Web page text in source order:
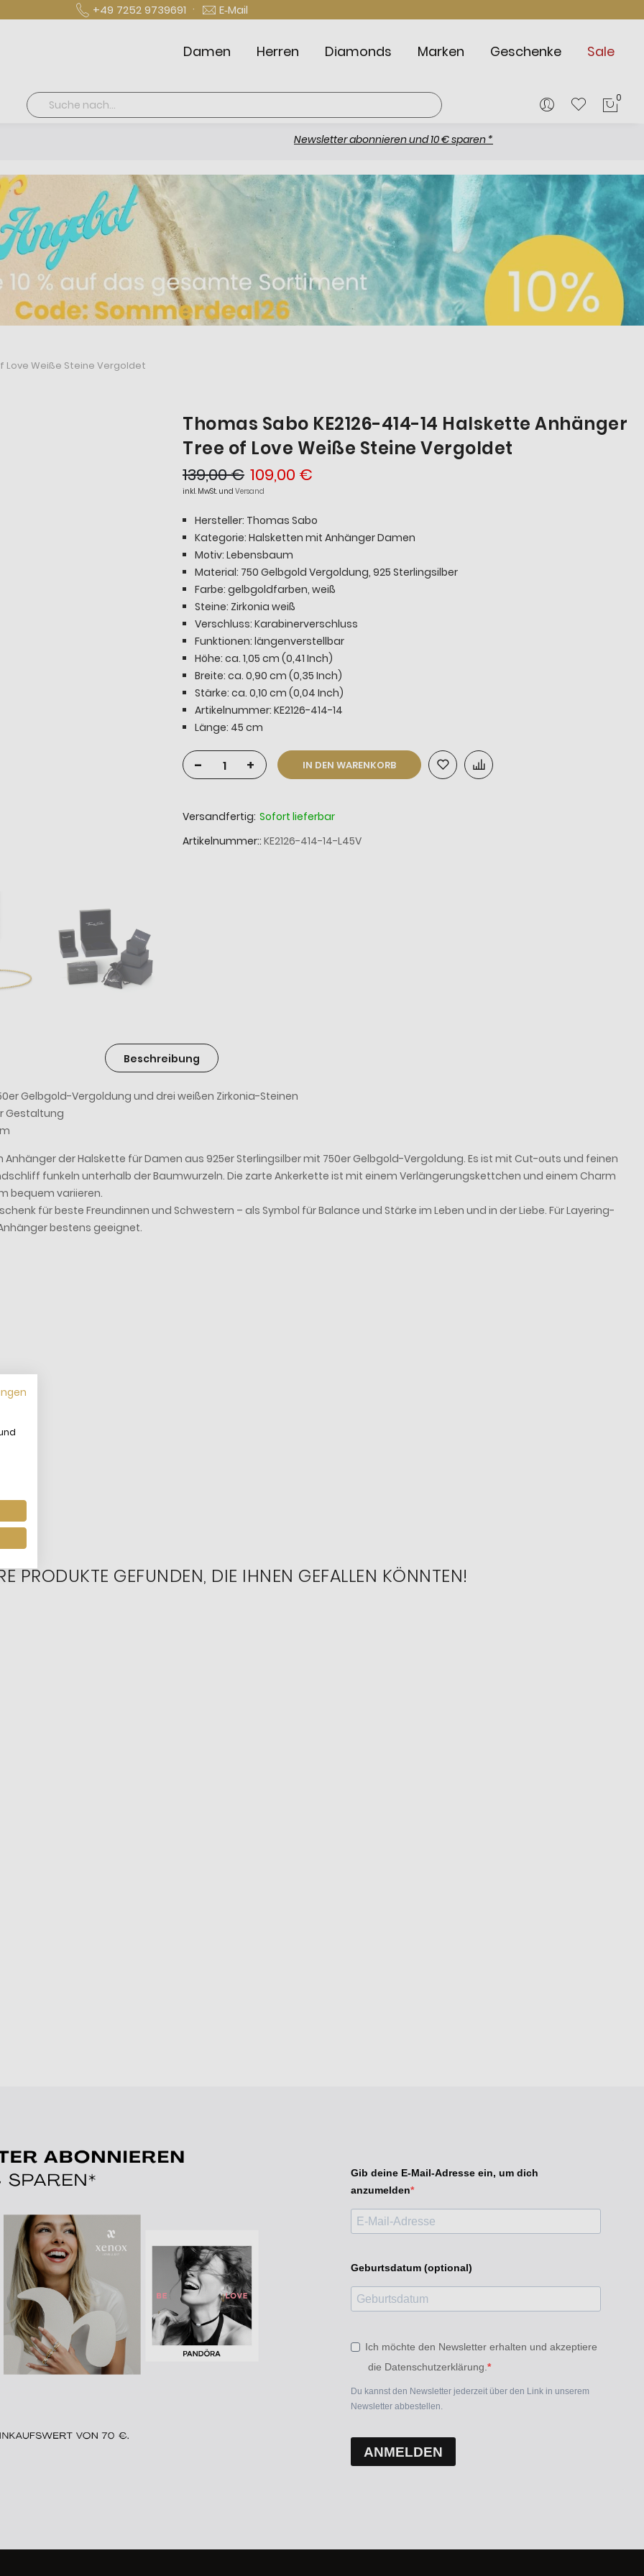
+49 7252 9739691 · E‑Mail
Damen Herren Diamonds Marken Geschenke Sale
Suche
0
Newsletter abonnieren und 10 € sparen *
Love Weiße Steine Vergoldet
Thomas Sabo KE2126-414-14 Halskette Anhänger
Tree of Love Weiße Steine Vergoldet
109,00 €
139,00 €
inkl. MwSt. und Versand
Hersteller: Thomas Sabo
Kategorie: Halsketten mit Anhänger Damen
Motiv: Lebensbaum
Material: 750 Gelbgold Vergoldung, 925 Sterlingsilber
Farbe: gelbgoldfarben, weiß
Steine: Zirkonia weiß
Verschluss: Karabinerverschluss
Funktionen: längenverstellbar
Höhe: ca. 1,05 cm (0,41 Inch)
Breite: ca. 0,90 cm (0,35 Inch)
Stärke: ca. 0,10 cm (0,04 Inch)
Artikelnummer: KE2126-414-14
Länge: 45 cm
- + IN DEN WARENKORB
Versandfertig: Sofort lieferbar
Artikelnummer: KE2126-414-14-L45V
Beschreibung
Gelbgold-Vergoldung und drei weißen Zirkonia-Steinen
Gestaltung
der Halskette für Damen aus 925er Sterlingsilber mit 750er Gelbgold-Vergoldung. Es ist mit Cut-outs und feinen
funkeln unterhalb der Baumwurzeln. Die zarte Ankerkette ist mit einem Verlängerungskettchen und einem Charm
bequem variieren.
für beste Freundinnen und Schwestern – als Symbol für Balance und Stärke im Leben und in der Liebe. Für Layering-
bestens geeignet.
PRODUKTE GEFUNDEN, DIE IHNEN GEFALLEN KÖNNTEN!
Gib deine E-Mail-Adresse ein, um dich
anzumelden
Geburtsdatum (optional)
Ich möchte den Newsletter erhalten und akzeptiere
die Datenschutzerklärung.
Du kannst den Newsletter jederzeit über den Link in unserem
Newsletter abbestellen.
ANMELDEN